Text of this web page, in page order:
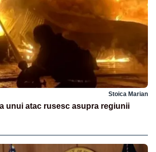
Stoica Marian
unui atac rusesc asupra regiunii